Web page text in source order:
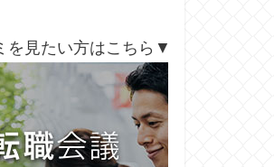
を見たい方はこちら▼